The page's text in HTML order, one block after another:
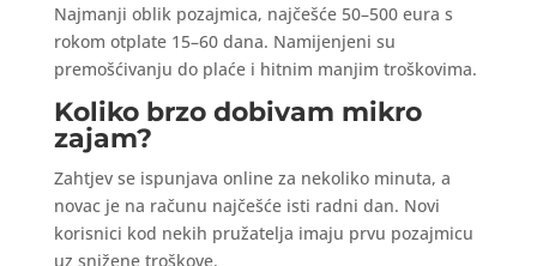
Najmanji oblik pozajmica, najčešće 50–500 eura s
rokom otplate 15–60 dana. Namijenjeni su
premošćivanju do plaće i hitnim manjim troškovima.
Koliko brzo dobivam mikro
zajam?
Zahtjev se ispunjava online za nekoliko minuta, a
novac je na računu najčešće isti radni dan. Novi
korisnici kod nekih pružatelja imaju prvu pozajmicu
uz snižene troškove.